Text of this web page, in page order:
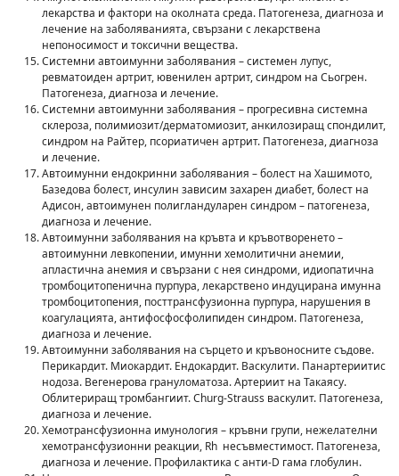
лекарства и фактори на околната среда. Патогенеза, диагноза и
лечение на заболяванията, свързани с лекарствена
непоносимост и токсични вещества.
Системни автоимунни заболявания – системен лупус,
ревматоиден артрит, ювенилен артрит, синдром на Сьогрен.
Патогенеза, диагноза и лечение.
Системни автоимунни заболявания – прогресивна системна
склероза, полимиозит/дерматомиозит, анкилозиращ спондилит,
синдром на Райтер, псориатичен артрит. Патогенеза, диагноза
и лечение.
Автоимунни ендокринни заболявания – болест на Хашимото,
Базедова болест, инсулин зависим захарен диабет, болест на
Адисон, автоимунен полигландуларен синдром – патогенеза,
диагноза и лечение.
Автоимунни заболявания на кръвта и кръвотворенето –
автоимунни левкопении, имунни хемолитични анемии,
апластична анемия и свързани с нея синдроми, идиопатична
тромбоцитопенична пурпура, лекарствено индуцирана имунна
тромбоцитопения, посттрансфузионна пурпура, нарушения в
коагулацията, антифосфосфолипиден синдром. Патогенеза,
диагноза и лечение.
Автоимунни заболявания на сърцето и кръвоносните съдове.
Перикардит. Миокардит. Ендокардит. Васкулити. Панартериитис
нодоза. Вегенерова грануломатоза. Артериит на Такаясу.
Облитериращ тромбангиит. Churg-Strauss васкулит. Патогенеза,
диагноза и лечение.
Хемотрансфузионна имунология – кръвни групи, нежелателни
хемотрансфузионни реакции, Rh несъвместимост. Патогенеза,
диагноза и лечение. Профилактика с анти-D гама глобулин.